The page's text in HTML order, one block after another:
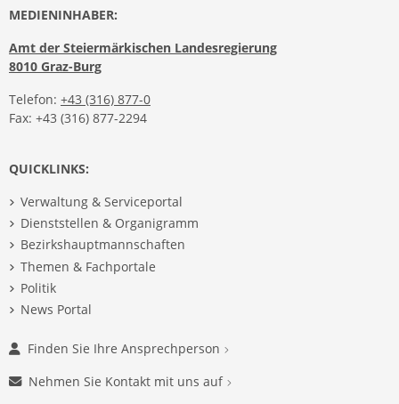
MEDIENINHABER:
Amt der Steiermärkischen Landesregierung
8010 Graz-Burg
Telefon: +43 (316) 877-0
Fax: +43 (316) 877-2294
QUICKLINKS:
Verwaltung & Serviceportal
Dienststellen & Organigramm
Bezirkshauptmannschaften
Themen & Fachportale
Politik
News Portal
Finden Sie Ihre Ansprechperson
Nehmen Sie Kontakt mit uns auf